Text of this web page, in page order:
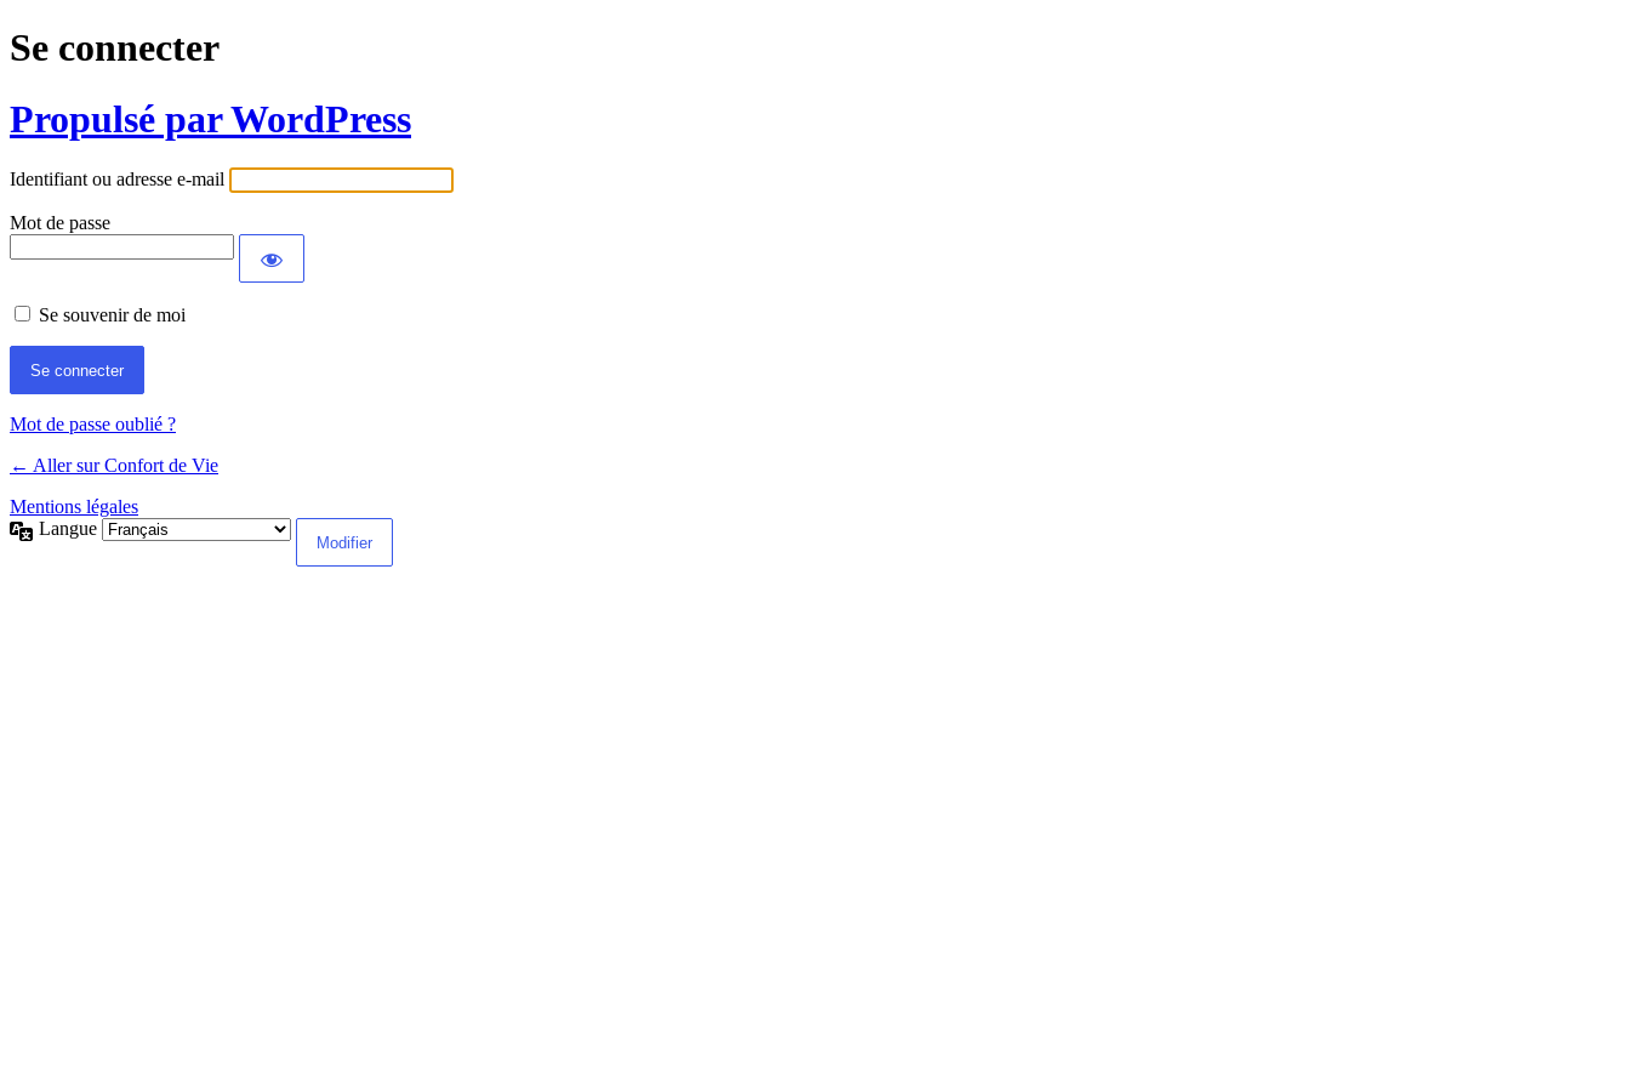
Se connecter
Propulsé par WordPress
Identifiant ou adresse e-mail
Mot de passe
Se souvenir de moi
Mot de passe oublié ?
← Aller sur Confort de Vie
Mentions légales
Langue